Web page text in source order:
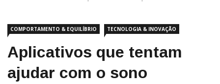
COMPORTAMENTO & EQUILÍBRIO TECNOLOGIA & INOVAÇÃO
Aplicativos que tentam
ajudar com o sono